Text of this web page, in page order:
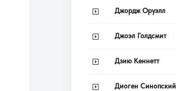
Джордж Оруэлл
Джоэл Голдсмит
Дзию Кеннетт
Диоген Синопский